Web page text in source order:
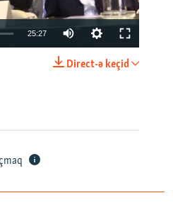
25:27
Direct-ə keçid